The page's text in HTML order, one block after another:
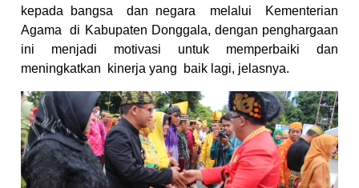
kepada bangsa
dan negara melalui
Kementerian
Agama
di Kabupaten Donggala, dengan penghargaan
ini menjadi motivasi untuk memperbaiki dan
meningkatkan
kinerja yang baik lagi, jelasnya.